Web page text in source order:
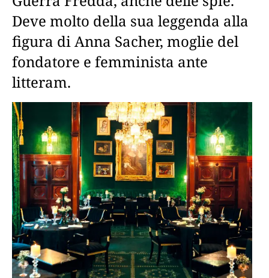
Deve molto della sua leggenda alla
figura di Anna Sacher, moglie del
fondatore e femminista ante
litteram.